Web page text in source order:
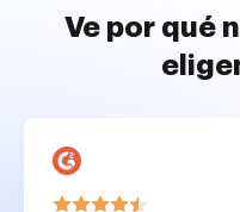
Ve por qué